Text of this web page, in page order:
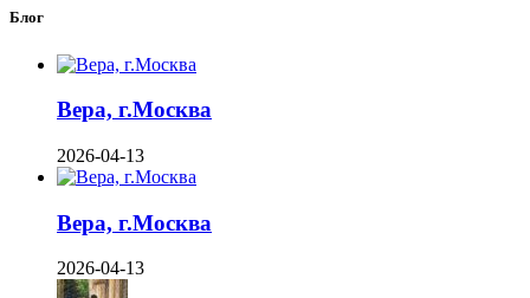
Блог
Вера, г.Москва
2026-04-13
Вера, г.Москва
2026-04-13